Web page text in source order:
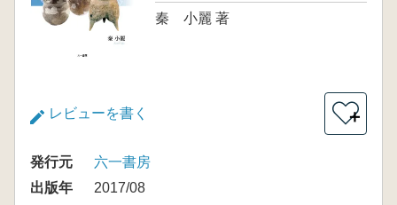
秦 小麗 著
レビューを書く ＋
発行元
六一書房
出版年
2017/08